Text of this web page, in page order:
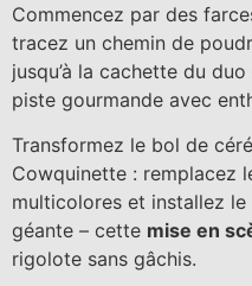
Commencez par des
tracez un chemin de
jusqu’à la cachette du
piste gourmande avec
Transformez le bol de
Cowquinette : remplacez
multicolores et installez
géante – cette mise en
rigolote sans gâchis.